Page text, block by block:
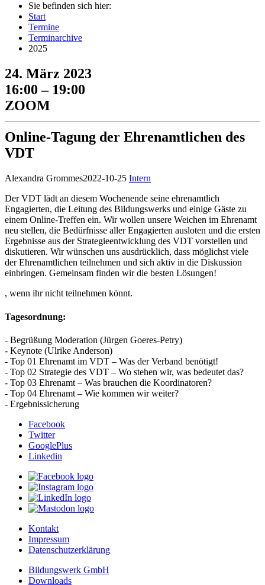
Sie befinden sich hier:
Start
Termine
Terminarchive
2025
24. März 2023
16:00 – 19:00
ZOOM
Online-Tagung der Ehrenamtlichen des
VDT
Alexandra Grommes2022-10-25 Intern
Der VDT lädt an diesem Wochenende seine ehrenamtlich
Engagierten, die Leitung des Bildungswerks und einige Gäste zu
einem Online-Treffen ein. Wir wollen unsere Weichen im Ehrenamt
neu stellen, die Bedürfnisse aller Engagierten ausloten und die ersten
Ergebnisse aus der Strategieentwicklung des VDT vorstellen und
diskutieren. Wir wünschen uns ausdrücklich, dass möglichst viele
der Ehrenamtlichen teilnehmen und sich aktiv in die Diskussion
einbringen. Gemeinsam finden wir die besten Lösungen!
, wenn ihr nicht teilnehmen könnt.
Tagesordnung:
- Begrüßung Moderation (Jürgen Goeres-Petry)
- Keynote (Ulrike Anderson)
- Top 01 Ehrenamt im VDT – Was der Verband benötigt!
- Top 02 Strategie des VDT – Wo stehen wir, was bedeutet das?
- Top 03 Ehrenamt – Was brauchen die Koordinatoren?
- Top 04 Ehrenamt – Wie kommen wir weiter?
- Ergebnissicherung
Facebook
Twitter
GooglePlus
Linkedin
Kontakt
Impressum
Datenschutzerklärung
Bildungswerk GmbH
Downloads